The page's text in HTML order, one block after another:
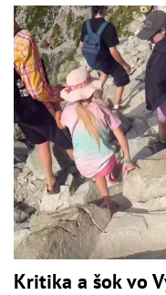
Kritika a šok vo